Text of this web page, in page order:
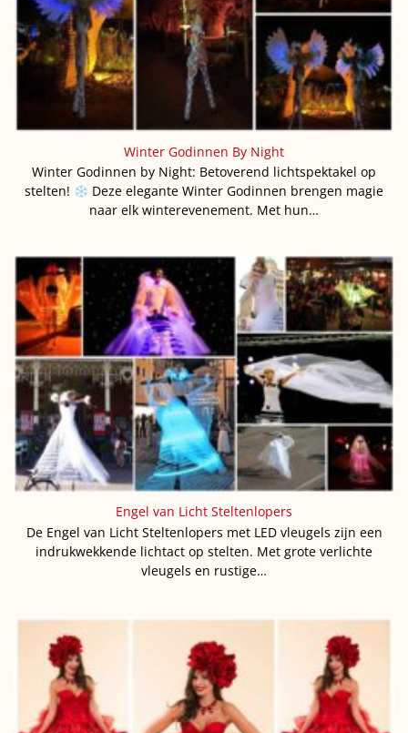
Winter Godinnen By Night
Winter Godinnen by Night: Betoverend lichtspektakel op
stelten!
Deze elegante Winter Godinnen brengen magie
naar elk winterevenement. Met hun…
Engel van Licht Steltenlopers
De Engel van Licht Steltenlopers met LED vleugels zijn een
indrukwekkende lichtact op stelten. Met grote verlichte
vleugels en rustige…